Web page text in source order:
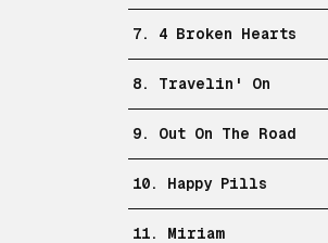
7. 4 Broken Hearts
8. Travelin' On
9. Out On The Road
10. Happy Pills
11. Miriam